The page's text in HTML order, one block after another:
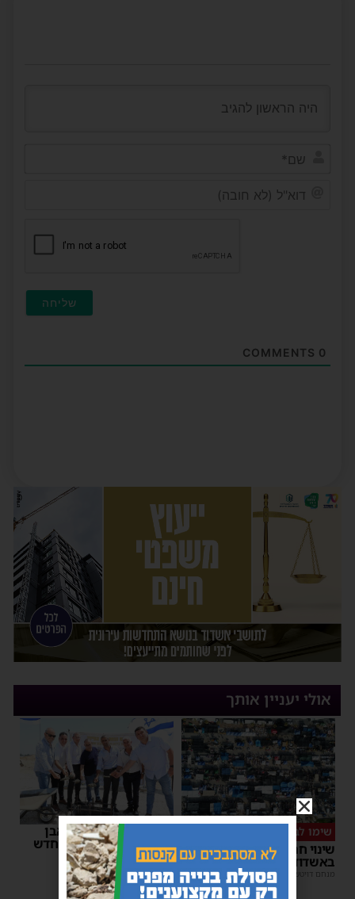
0
אולי יעניין אותך
שימו לב
שינוי חריג במועד השוק
באשדוד – זה התאריך החדש
מנחם דויטש 16:07
רשות המסים הניחה אבן
פינה למתקן הבידוק החדש
בבית המכס אשדוד
15:37